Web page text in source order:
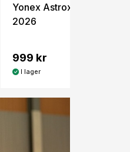
Yonex Astrox 77 Play
2026
999 kr
I lager